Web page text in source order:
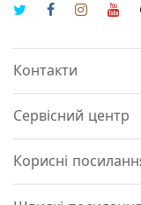
Контакти
Сервісний центр
Корисні